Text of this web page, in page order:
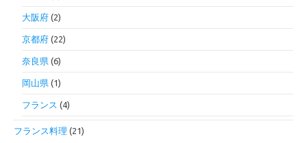
大阪府 (2)
京都府 (22)
奈良県 (6)
岡山県 (1)
フランス (4)
フランス料理 (21)